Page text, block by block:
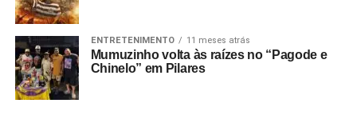
ENTRETENIMENTO 11 meses atrás
Mumuzinho volta às raízes no “Pagode e
Chinelo” em Pilares